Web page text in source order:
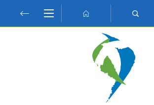
Przejdź do wyszukiwarki.
Przejdź do ustawień wielkości czcionki.
Włącz wersję kontrastową strony.